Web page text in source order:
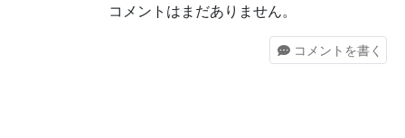
コメントはまだありません。
コメント を書く